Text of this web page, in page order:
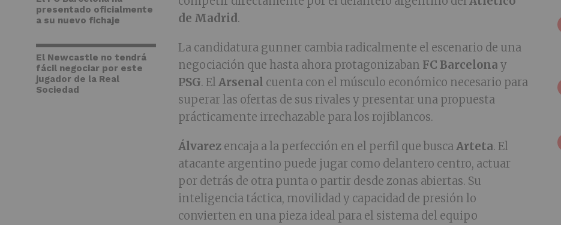
presentado oficialmente
a su nuevo fichaje
El Newcastle no tendrá
fácil negociar por este
jugador de la Real
Sociedad
de Madrid .
La candidatura gunner cambia radicalmente el escenario de una
negociación que hasta ahora protagonizaban FC Barcelona y
PSG. ElArsenal cuenta con el músculo económico necesario para
superar las ofertas de sus rivales y presentar una propuesta
prácticamente irrechazable para los rojiblancos.
Álvarez encaja a la perfección en el perfil que buscaArteta. El
atacante argentino puede jugar como delantero centro, actuar
por detrás de otra punta o partir desde zonas abiertas. Su
inteligencia táctica, movilidad y capacidad de presión lo
convierten en una pieza ideal para el sistema del equipo